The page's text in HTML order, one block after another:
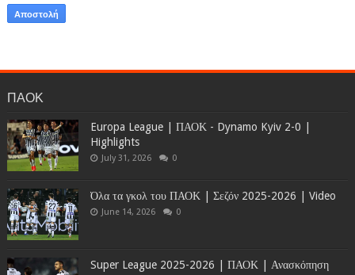
ΠΑΟΚ
Europa League | ΠΑΟΚ - Dynamo Kyiv 2-0 |
Highlights
July 31, 2026 0
Όλα τα γκολ του ΠΑΟΚ | Σεζόν 2025-2026 | Video
June 14, 2026 0
Super League 2025-2026 | ΠΑΟΚ | Ανασκόπηση